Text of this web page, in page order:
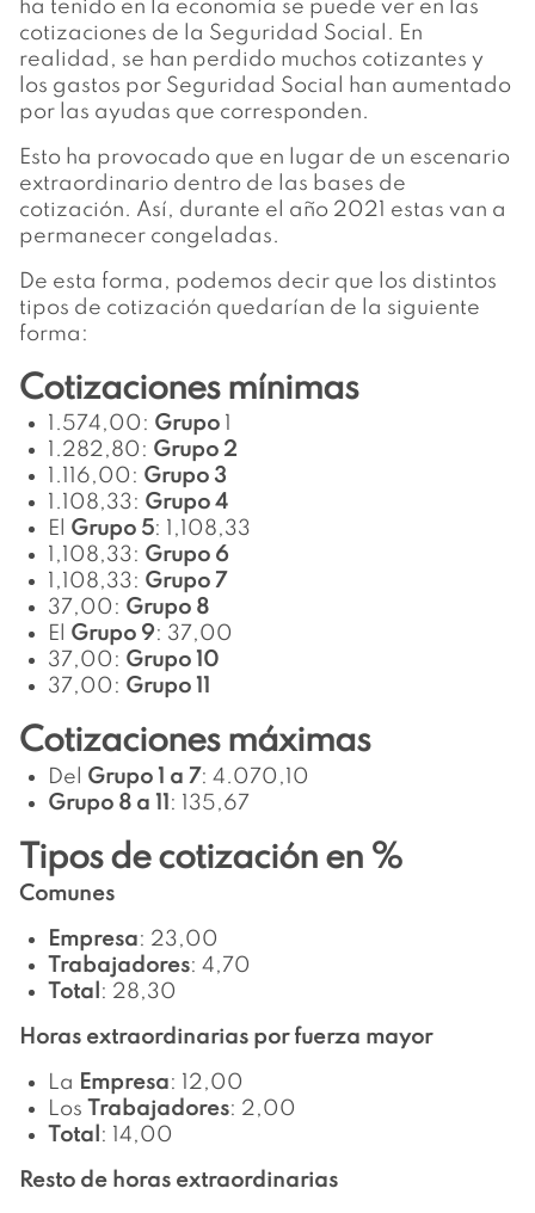
ha tenido en la economía se puede ver en las
cotizaciones de la Seguridad Social. En
realidad, se han perdido muchos cotizantes y
los gastos por Seguridad Social han aumentado
por las ayudas que corresponden.
Esto ha provocado que en lugar de un escenario
extraordinario dentro de las bases de
cotización. Así, durante el año 2021 estas van a
permanecer congeladas.
De esta forma, podemos decir que los distintos
tipos de cotización quedarían de la siguiente
forma:
Cotizaciones mínimas
1.574,00: Grupo
1.282,80: Grupo 2
1.116,00: Grupo 3
1.108,33: Grupo 4
El Grupo 5: 1,108,33
1,108,33: Grupo 6
1,108,33: Grupo 7
37,00: Grupo 8
El Grupo 9: 37,00
37,00: Grupo 10
37,00: Grupo 11
Cotizaciones máximas
Del Grupo 1 a 7: 4.070,10
Grupo 8 a 11 : 135,67
Tipos de cotización en %
Comunes
Empresa: 23,00
Trabajadores: 4,70
Total : 28,30
Horas extraordinarias por fuerza mayor
La Empresa: 12,00
Los Trabajadores: 2,00
Total : 14,00
Resto de horas extraordinarias